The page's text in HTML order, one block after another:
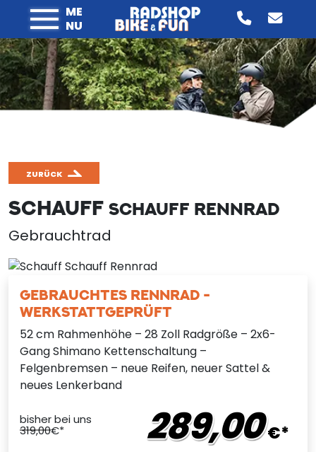
ME
NU
ZURÜCK
SCHAUFF SCHAUFF RENNRAD
Gebrauchtrad
GEBRAUCHTES RENNRAD -
WERKSTATTGEPRÜFT
52 cm Rahmenhöhe – 28 Zoll Radgröße – 2x6-
Gang Shimano Kettenschaltung –
Felgenbremsen – neue Reifen, neuer Sattel &
neues Lenkerband
bisher bei uns
319,00€* 289,00€*